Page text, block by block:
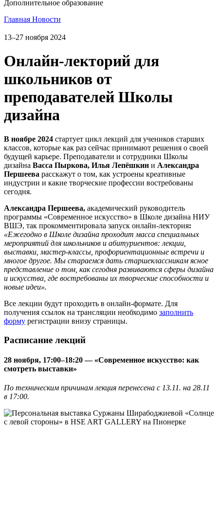
Дополнительное образование
Главная Новости
13–27 ноября 2024
Онлайн-лекторий для
школьников от
преподавателей Школы
дизайна
В ноябре 2024 стартует цикл лекций для учеников старших
классов, которые как раз сейчас принимают решения о своей
будущей карьере. Преподаватели и сотрудники Школы
дизайна Васса Пыркова, Илья Лепёшкин и Александра
Першеева расскажут о том, как устроены креативные
индустрии и какие творческие профессии востребованы
сегодня.
Александра Першеева, академический руководитель
программы «Современное искусство» в Школе дизайна НИУ
ВШЭ, так прокомментировала запуск онлайн-лектория:
«Ежегодно в Школе дизайна проходит масса специальных
мероприятий для школьников и абитуриентов: лекции,
выставки, мастер-классы, профориентационные встречи и
многое другое. Мы стараемся дать старшеклассникам ясное
представление о том, как сегодня развиваются сферы дизайна
и искусства, где востребованы их творческие способности и
новые идеи».
Все лекции будут проходить в онлайн-формате. Для
получения ссылок на трансляции необходимо заполнить
форму регистрации внизу страницы.
Расписание лекций
28 ноября, 17:00–18:20 — «Современное искусство: как
смотреть выставки»
По техническим причинам лекция перенесена с 13.11. на 28.11
в 17:00.